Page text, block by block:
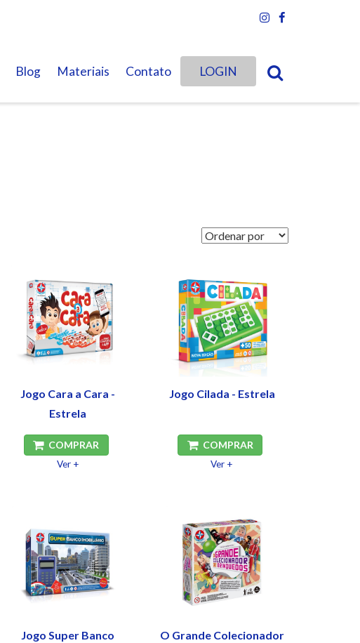
Blog Materiais Contato LOGIN
Jogo Cara a Cara -
Estrela
COMPRAR
Ver +
Jogo Cilada - Estrela
COMPRAR
Ver +
Jogo Super Banco
O Grande Colecionador